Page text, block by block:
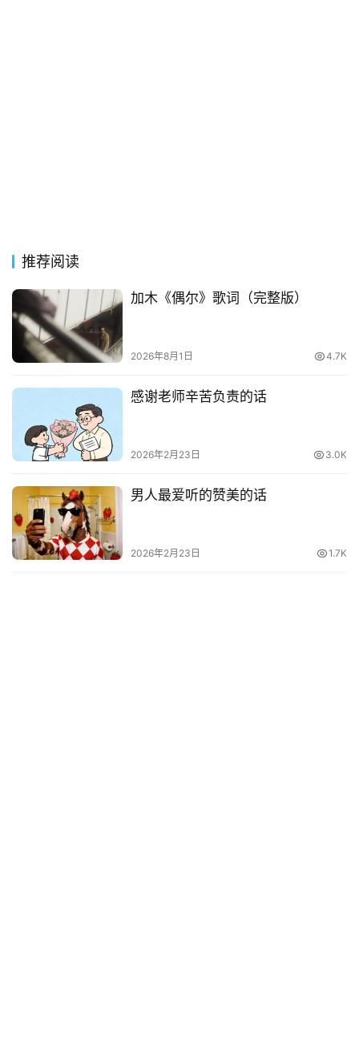
词
络
热
台
词
其
他
词
语
推荐阅读
加木《偶尔》歌词（完整版）
2026年8月1日 4.7K
感谢老师辛苦负责的话
2026年2月23日 3.0K
男人最爱听的赞美的话
2026年2月23日 1.7K